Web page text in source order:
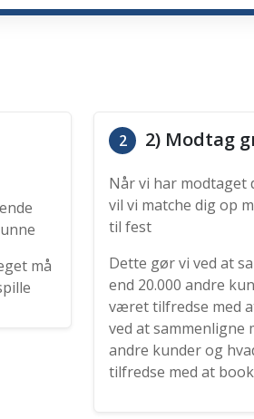
må
2 2) Modtag
Når vi har
vil vi matche dig op
til fest
Dette gør vi ved at
end 20.000 andre
været tilfredse med
ved at sammenligne
andre kunder og
tilfredse med at